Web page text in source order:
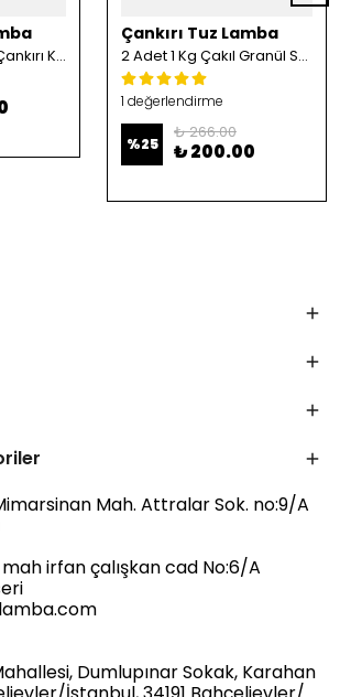
10 Kg Öğütülmüş Çankırı Kristal Kaya Tuzu
Çankırı Tuz Lamba
2 Adet 1 Kg Çakıl Granül Sofrada Öğütme Tuzu
1 değerlendirme
%25
₺ 266.00
₺ 200.00
Mah. Attralar Sok. no:9/A
irfan çalışkan cad No:6/A
Dumlupınar Sokak, Karahan